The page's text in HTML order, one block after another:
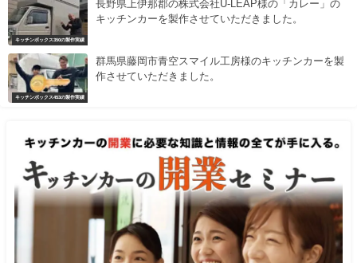
キッチンボックス350の製作実績
長野県上伊那郡の株式会社U-LEAP様の「カレー」の
キッチンカーを製作させていただきました。
キッチンボックス453の製作実績
群馬県藤岡市青空スマイル工房様のキッチンカーを製
作させていただきました。